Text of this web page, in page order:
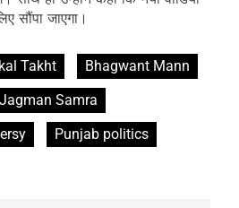
सौंपा जाएगा।
Takht
Bhagwant Mann
Jagman Samra
Punjab politics